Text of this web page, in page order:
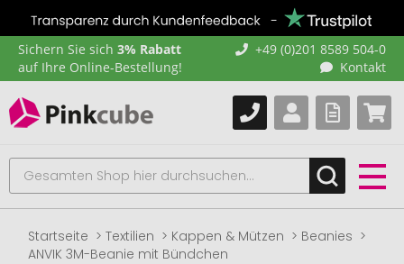
Sichern Sie sich 3% Rabatt
auf Ihre Online-Bestellung!
+49 (0)201 8589 504-0
Kontakt
Startseite Textilien Kappen & Mützen
Beanies
ANVIK 3M-Beanie mit Bündchen